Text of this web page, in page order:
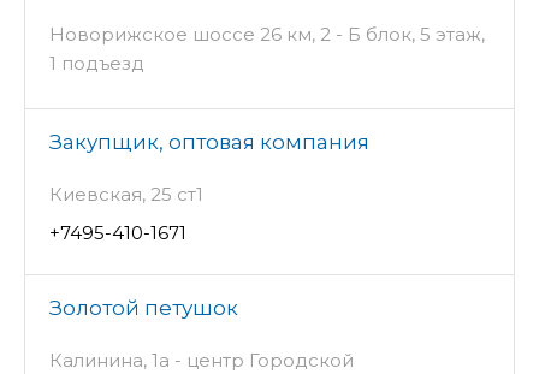
Новорижское шоссе 26 км, 2 - Б блок, 5 этаж,
1 подъезд
Закупщик, оптовая компания
Киевская, 25 ст1
+7495-410-1671
Золотой петушок
Калинина, 1а - центр Городской